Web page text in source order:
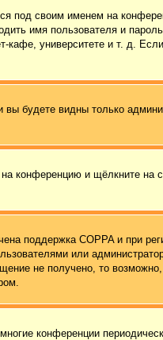
под своим именем на
имя пользователя и
кафе, университете и т. д.
вы будете видны только
на конференцию и щёлкните на
поддержка COPPA и при
или
не получено, то
конференции